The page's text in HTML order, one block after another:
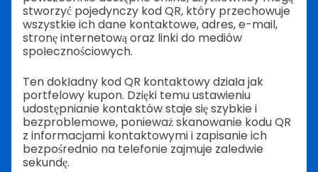
stworzyć pojedynczy kod QR, który przechowuje
wszystkie ich dane kontaktowe, adres, e-mail,
stronę internetową oraz linki do mediów
społecznościowych.
Ten dokładny kod QR kontaktowy działa jak
portfelowy kupon. Dzięki temu ustawieniu
udostępnianie kontaktów staje się szybkie i
bezproblemowe, ponieważ skanowanie kodu QR
z informacjami kontaktowymi i zapisanie ich
bezpośrednio na telefonie zajmuje zaledwie
sekundę.